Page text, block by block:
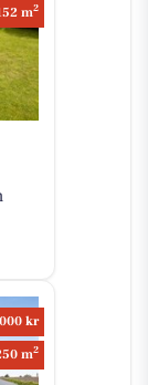
m2
kr
m2